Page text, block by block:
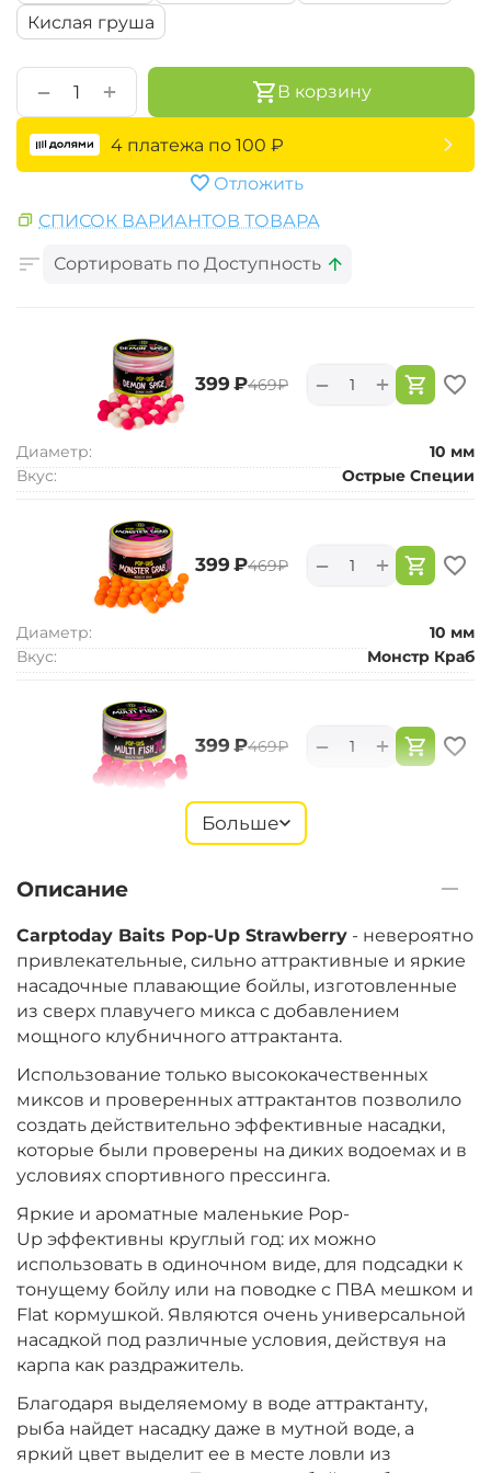
Кислая груша
+
− В корзину
4 платежа по 100 ₽
Отложить
СПИСОК ВАРИАНТОВ ТОВАРА
Сортировать по Доступность
‍399‍ ₽‍469‍₽ +
−
Диаметр:
10 мм
Вкус:
Острые Специи
‍399‍ ₽‍469‍₽ +
−
Диаметр:
10 мм
Вкус:
Монстр Краб
‍399‍ ₽‍469‍₽ +
−
‍399‍ ₽‍469‍₽ +
−
Диаметр:
10 мм
Вкус:
Мульти Фрукт
‍399‍ ₽ ‍469‍₽ +
−
Диаметр:
‍399‍ ₽‍469‍₽ +
−
Вкус:
Больше
Описание
Carptoday Baits Pop-Up Strawberry - невероятно
привлекательные, сильно аттрактивные и яркие
насадочные плавающие бойлы, изготовленные
из сверх плавучего микса с добавлением
мощного клубничного аттрактанта.
Использование только высококачественных
миксов и проверенных аттрактантов позволило
создать действительно эффективные насадки,
которые были проверены на диких водоемах и в
условиях спортивного прессинга.
Яркие и ароматные маленькие Pop-
Up эффективны круглый год: их можно
использовать в одиночном виде, для подсадки к
тонущему бойлу или на поводке с ПВА мешком и
Flat кормушкой. Являются очень универсальной
насадкой под различные условия, действуя на
карпа как раздражитель.
Благодаря выделяемому в воде аттрактанту,
рыба найдет насадку даже в мутной воде, а
яркий цвет выделит ее в месте ловли из